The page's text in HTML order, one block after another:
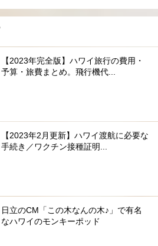
【2023年完全版】ハワイ旅行の費用・
予算・旅費まとめ。飛行機代...
【2023年2月更新】ハワイ渡航に必要な
手続き／ワクチン接種証明...
日立のCM「この木なんの木♪」で有名
なハワイのモンキーポッド